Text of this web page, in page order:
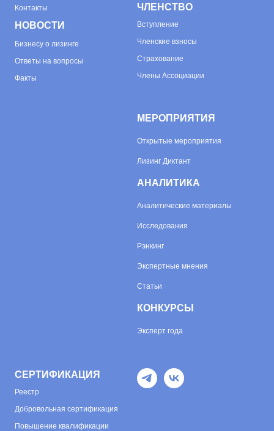
Контакты
НОВОСТИ
Бизнесу о лизинге
Ответы на вопросы
Факты
ЧЛЕНСТВО
Вступление
Членские взносы
Страхование
Члены Ассоциации
МЕРОПРИЯТИЯ
Открытые мероприятия
Лизинг Диктант
АНАЛИТИКА
Аналитические материалы
Исследования
Рэнкинг
Экспертные мнения
Статьи
КОНКУРСЫ
Эксперт года
СЕРТИФИКАЦИЯ
Реестр
Добровольная сертификация
Повышение квалификации